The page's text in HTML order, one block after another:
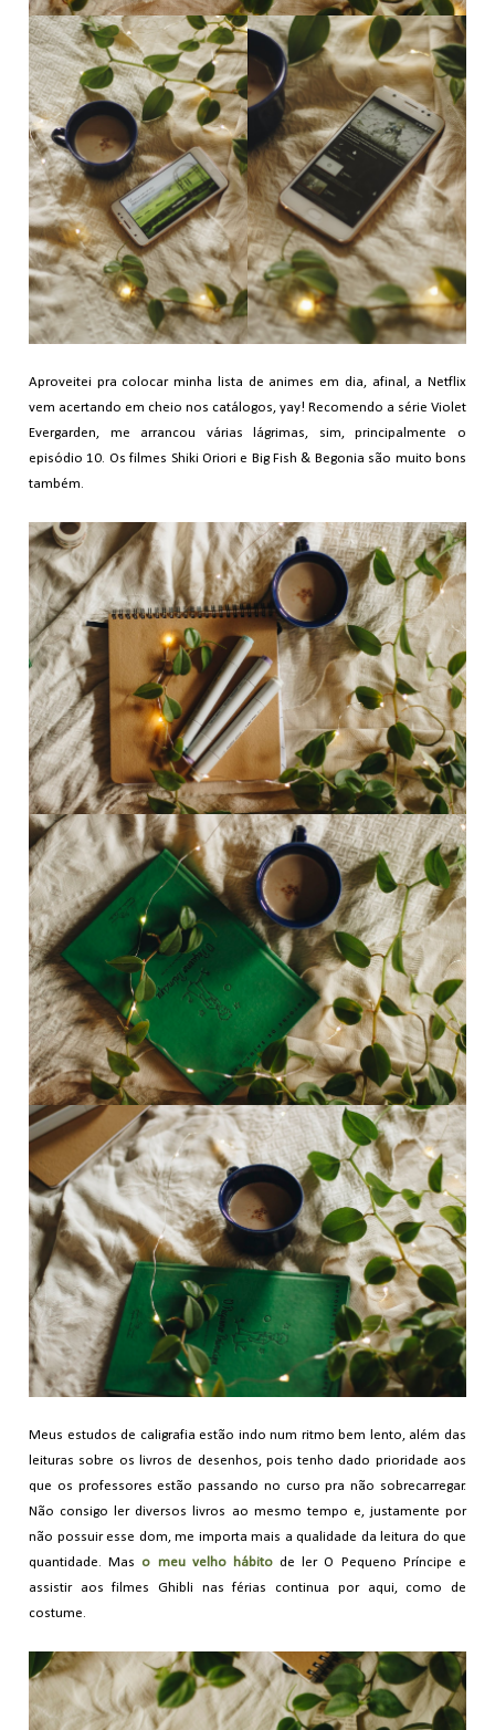
Aproveitei pra colocar minha lista de animes em dia, afinal, a Netflix
vem acertando em cheio nos catálogos, yay! Recomendo a série Violet
Evergarden, me arrancou várias lágrimas, sim, principalmente o
episódio 10. Os filmes Shiki Oriori e Big Fish & Begonia são muito bons
também.
Meus estudos de caligrafia estão indo num ritmo bem lento, além das
leituras sobre os livros de desenhos, pois tenho dado prioridade aos
que os professores estão passando no curso pra não sobrecarregar.
Não consigo ler diversos livros ao mesmo tempo e, justamente por
não possuir esse dom, me importa mais a qualidade da leitura do que
quantidade. Mas o meu velho hábitode ler O Pequeno Príncipe e
assistir aos filmes Ghibli nas férias continua por aqui, como de
costume.